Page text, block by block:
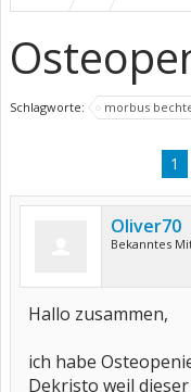
Schlagworte: morbus
1
Oliver70
Bekanntes
Hallo zusammen,
ich habe
Dekristo weil